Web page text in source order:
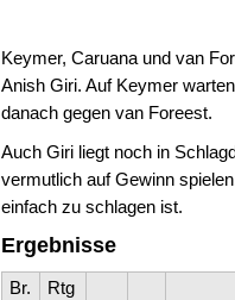
Keymer, Caruana und van
Anish Giri. Auf Keymer
danach gegen van Foreest.
Auch Giri liegt noch in
vermutlich auf Gewinn
einfach zu schlagen ist.
Ergebnisse
Br. Rtg